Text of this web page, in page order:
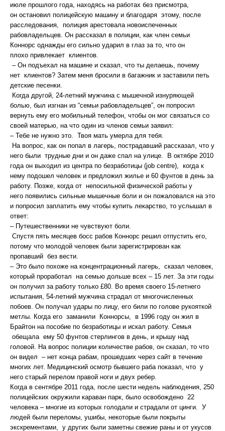
июле прошлого года, находясь на работах без присмотра,
он остановил полицейскую машину и благодаря этому, после
расследования, полиция арестовала новоиспеченных
рабовладельцев. Он рассказал в полиции, как член семьи
Коннорс однажды его сильно ударил в глаз за то, что он
плохо привлекает клиентов.
– Он подъехал на машине и сказал, что ты делаешь, почему
нет клиентов? Затем меня бросили в багажник и заставили петь
детские песенки.
Когда другой, 24-летний мужчина с мышечной изнуряющей
болью, был изгнан из “семьи рабовладельцев”, он попросил
вернуть ему его мобильный телефон, чтобы он мог связаться со
своей матерью, на что один из членов семьи заявил:
– Тебе не нужно это. Твоя мать умерла для тебя.
На вопрос, как он попал в лагерь, пострадавший рассказал, что у
него были трудные дни и он даже спал на улице. В октябре 2010
года он выходил из центра по безработицы (job centre), когда к
нему подошел человек и предложил жилье и 60 фунтов в день за
работу. Позже, когда от непосильной физической работы у
него появились сильные мышечные боли и он пожаловался на это
и попросил заплатить ему чтобы купить лекарство, то услышал в
ответ:
– Путешественники не чувствуют боли.
Спустя пять месяцев босс рабов Коннорс решил отпустить его,
потому что молодой человек были зарегистрирован как
пропавший без вести.
– Это было похоже на концентрационный лагерь, сказал человек,
который проработал на семью дольше всех – 15 лет. За эти годы
он получил за работу только £80. Во время своего 15-летнего
испытания, 54-летний мужчина страдал от многочисленных
побоев. Он получал удары по лицу, его били по голове рукояткой
метлы. Когда его заманили Коннорсы, в 1996 году он жил в
Брайтон на пособие по безработицы и искал работу. Семья
обещала ему 50 фунтов стерлингов в день, и крышу над
головой. На вопрос полиции количестве рабов, он сказал, то что
он видел – нет конца рабам, прошедших через сайт в течение
многих лет. Медицинский осмотр бывшего раба показал, что у
него старый перелом правой ноги и двух ребер.
Когда в сентябре 2011 года, после шести недель наблюдения, 250
полицейских окружили караван парк, было освобождено 22
человека – многие из которых голодали и страдали от цинги. У
людей были переломы, ушибы, некоторые были покрыты
экскрементами, у других были заметны свежие раны и от укусов